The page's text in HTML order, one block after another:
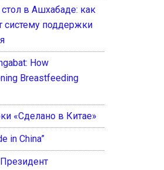
в Ашхабаде: как
систему поддержки
How
Breastfeeding
«Сделано в Китае»
in China”